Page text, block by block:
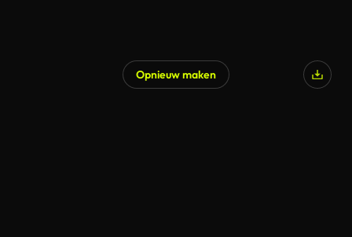
Opnieuw maken